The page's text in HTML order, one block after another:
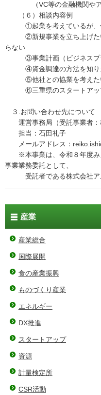
（VC等の金融機関やアク
（６）相談内容例
①起業を考えているが、何
②新規事業を立ち上げたい
らない
③事業計画（ビジネスプラ
④資金調達の方法を知り
⑤他社との協業を考えた
⑥三重県のスタートアッ
３.お問い合わせ先について
運営事務局（受託事業者：
担当：石田礼子
メールアドレス：
※本事業は、令和８年度み
事業業務委託として、
受託者である株式会社アル
産業
産業総合
国際展開
食の産業振興
ものづくり産業
エネルギー
DX推進
スタートアップ
資源
計量検定所
CSR活動